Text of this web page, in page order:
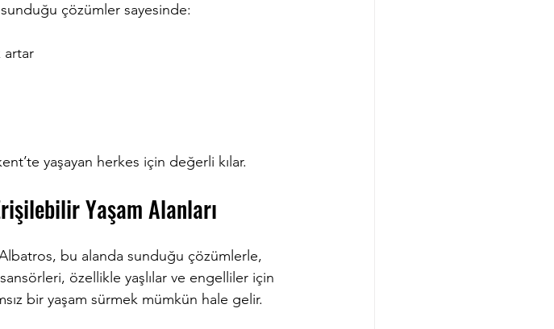
çözümler sayesinde:
artar
yaşayan herkes için değerli kılar.
Yaşam Alanları
bu alanda sunduğu çözümlerle,
özellikle yaşlılar ve engelliler için
bir yaşam sürmek mümkün hale gelir.